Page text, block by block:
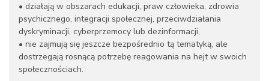
• działają w obszarach edukacji, praw człowieka, zdrowia
psychicznego, integracji społecznej, przeciwdziałania
dyskryminacji, cyberprzemocy lub dezinformacji,
• nie zajmują się jeszcze bezpośrednio tą tematyką, ale
dostrzegają rosnącą potrzebę reagowania na hejt w swoich
społecznościach.